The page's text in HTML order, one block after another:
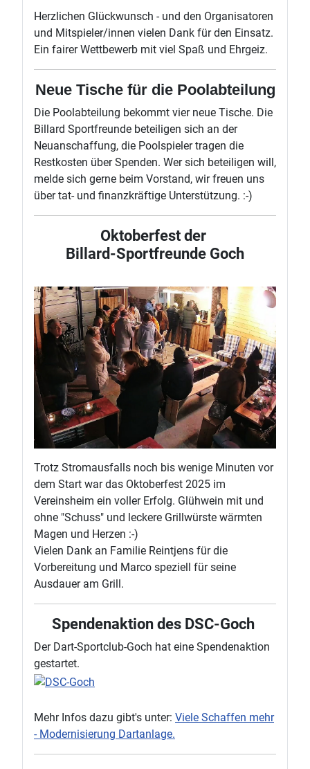
Herzlichen Glückwunsch - und den Organisatoren
und Mitspieler/innen vielen Dank für den Einsatz.
Ein fairer Wettbewerb mit viel Spaß und Ehrgeiz.
Neue Tische für die Poolabteilung
Die Poolabteilung bekommt vier neue Tische. Die
Billard Sportfreunde beteiligen sich an der
Neuanschaffung, die Poolspieler tragen die
Restkosten über Spenden. Wer sich beteiligen will,
melde sich gerne beim Vorstand, wir freuen uns
über tat- und finanzkräftige Unterstützung. :-)
Oktoberfest der
Billard-Sportfreunde Goch
Trotz Stromausfalls noch bis wenige Minuten vor
dem Start war das Oktoberfest 2025 im
Vereinsheim ein voller Erfolg. Glühwein mit und
ohne "Schuss" und leckere Grillwürste wärmten
Magen und Herzen :-)
Vielen Dank an Familie Reintjens für die
Vorbereitung und Marco speziell für seine
Ausdauer am Grill.
Spendenaktion des DSC-Goch
Der Dart-Sportclub-Goch hat eine Spendenaktion
gestartet.
Mehr Infos dazu gibt's unter: Viele Schaffen mehr
- Modernisierung Dartanlage.